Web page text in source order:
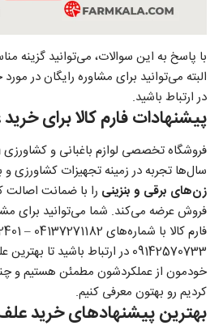
با پاسخ به این سوالات، می‌توانید گزینه
البته می‌توانید برای مشاوره رایگان در
در ارتباط باشید.
پیشنهادات فارم کالا برای
فروشگاه تخصصی لوازم باغبانی و کشاورزی
سال‌ها تجربه در زمینه تجهیزات کشاورزی و
زن‌های برقی و بنزینی را با ضمانت
فروش عرضه می‌کند. شما می‌توانید برای
09142570733 در ارتباط باشید تا
خودمون از عملکردشون مطمئن هستیم و
کردیم رو بهتون معرفی کنیم.
بهترین پیشنهاد‌های خرید علف